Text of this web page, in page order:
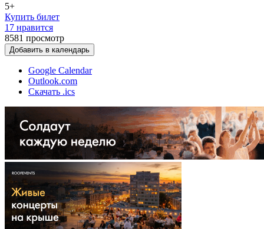
5+
Купить билет
17 нравится
8581 просмотр
Добавить в календарь
Google Calendar
Outlook.com
Скачать .ics